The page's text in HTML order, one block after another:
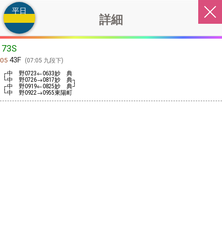
詳細
平日
73S
05 43F
07:05 九段下
┌中 野0723←0633妙 典
└中 野0726→0817妙 典┐
┌中 野0919←0825妙 典┘
└中 野0922→0955東陽町